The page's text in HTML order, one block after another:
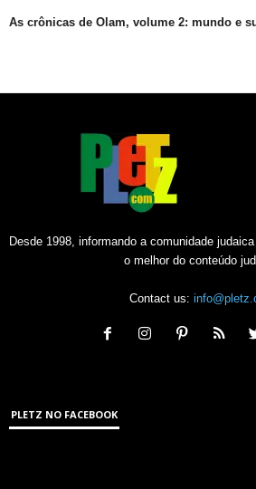
As crônicas de Olam, volume 2: mundo e
Desde 1998, informando a comunidade
o melhor do conteúdo
Contact us:
PLETZ NO FACEBOOK